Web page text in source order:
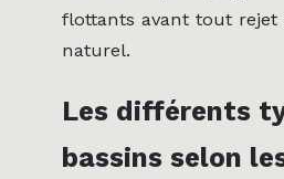
flottants avant tout rejet
naturel.
Les différents
bassins selon